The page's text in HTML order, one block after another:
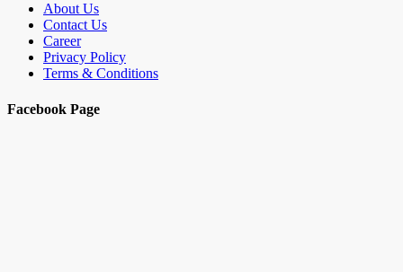
About Us
Contact Us
Career
Privacy Policy
Terms & Conditions
Facebook Page